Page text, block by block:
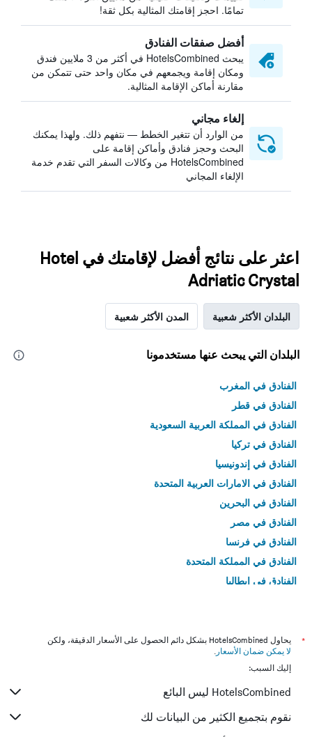
تمامًا. احجز إقامتك المثالية بكل ثقة!
أفضل صفقات الفنادق
يبحث HotelsCombined في أكثر من 3 ملايين فندق
ومكان إقامة ويجمعهم في مكان واحد حتى تتمكن من
مقارنة أماكن الإقامة المثالية.
إلغاء مجاني
من الوارد أن تتغير الخطط — نتفهم ذلك. ولهذا يمكنك
البحث وحجز فنادق وأماكن إقامة على
HotelsCombined من وكالات السفر التي تقدم خدمة
الإلغاء المجاني
اعثر على نتائج أفضل لإقامتك في Hotel
Adriatic Crystal
البلدان الأكثر شعبية المدن الأكثر شعبية
البلدان التي يبحث عنها مستخدمونا
الفنادق في المغرب
الفنادق في قطر
الفنادق في المملكة العربية السعودية
الفنادق في تركيا
الفنادق في إندونيسيا
الفنادق في الامارات العربية المتحدة
الفنادق في البحرين
الفنادق في مصر
الفنادق في فرنسا
الفنادق في المملكة المتحدة
الفنادق في إيطاليا
*
يحاول HotelsCombined بشكل دائم الحصول على الأسعار الدقيقة، ولكن
لا يمكن ضمان الأسعار .
إليك السبب:
HotelsCombined ليس البائع
نقوم بتجميع الكثير من البيانات لك